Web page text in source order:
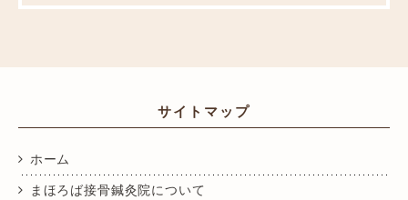
サイトマップ
ホーム
まほろば接骨鍼灸院について